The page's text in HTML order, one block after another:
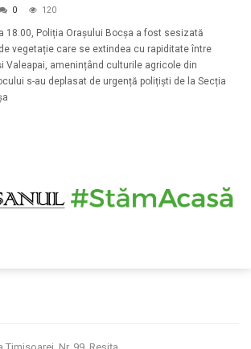
0 120
18.00, Poliția Orașului Bocșa a fost sesizată
vegetație care se extindea cu rapiditate între
Valeapai, amenințând culturile agricole din
s-au deplasat de urgență polițiști de la Secția